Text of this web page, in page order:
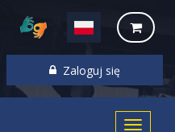
Zaloguj się